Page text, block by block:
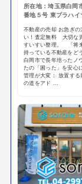
所在地：埼玉県白岡
番地５号 東プラハ
不動産の売却 お急ぎの
い！査定無料 大切な
すいすい整理。 「将
持っている不動産をど
白岡市で長年培ったノ
たの「困った」を安心
管理が大変： 放置する
の道をアド ...